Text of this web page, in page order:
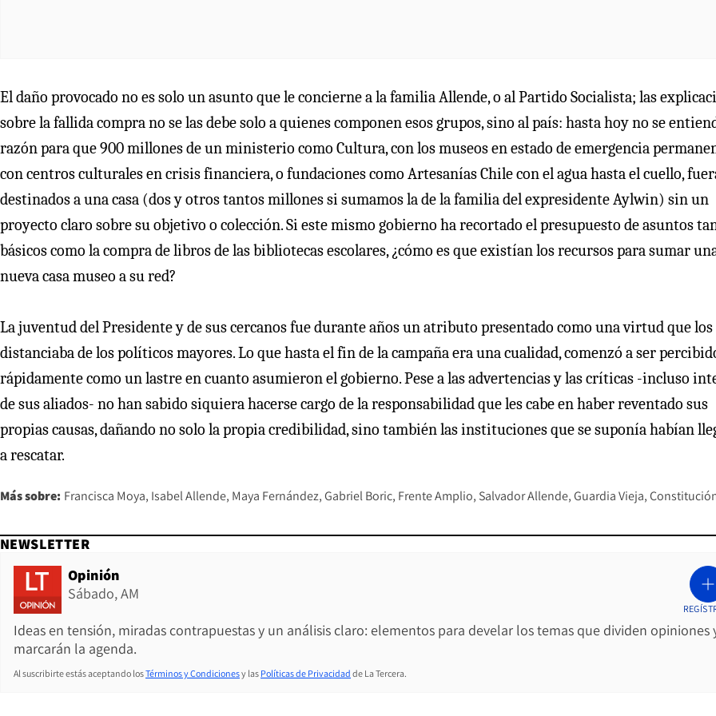
El daño provocado no es solo un asunto que le concierne a la familia Allende, o al Partido Socialista; las
sobre la fallida compra no se las debe solo a quienes componen esos grupos, sino al país: hasta hoy no se
razón para que 900 millones de un ministerio como Cultura, con los museos en estado de emergencia
con centros culturales en crisis financiera, o fundaciones como Artesanías Chile con el agua hasta el cuello,
destinados a una casa (dos y otros tantos millones si sumamos la de la familia del expresidente Aylwin) sin un
proyecto claro sobre su objetivo o colección. Si este mismo gobierno ha recortado el presupuesto de asuntos
básicos como la compra de libros de las bibliotecas escolares, ¿cómo es que existían los recursos para sumar
nueva casa museo a su red?
La juventud del Presidente y de sus cercanos fue durante años un atributo presentado como una virtud que los
distanciaba de los políticos mayores. Lo que hasta el fin de la campaña era una cualidad, comenzó a ser
rápidamente como un lastre en cuanto asumieron el gobierno. Pese a las advertencias y las críticas -incluso
de sus aliados- no han sabido siquiera hacerse cargo de la responsabilidad que les cabe en haber reventado sus
propias causas, dañando no solo la propia credibilidad, sino también las instituciones que se suponía habían
a rescatar.
Más sobre: Francisca Moya Isabel Allende Maya Fernández Gabriel Boric Frente Amplio Salvador Allende Guardia Vieja
NEWSLETTER
Opinión
Sábado, AM
Ideas en tensión, miradas contrapuestas y un análisis claro: elementos para develar los temas que dividen opiniones
marcarán la agenda.
Al suscribirte estás aceptando losTérminos y Condicionesy las Políticas de Privacidad de La Tercera.